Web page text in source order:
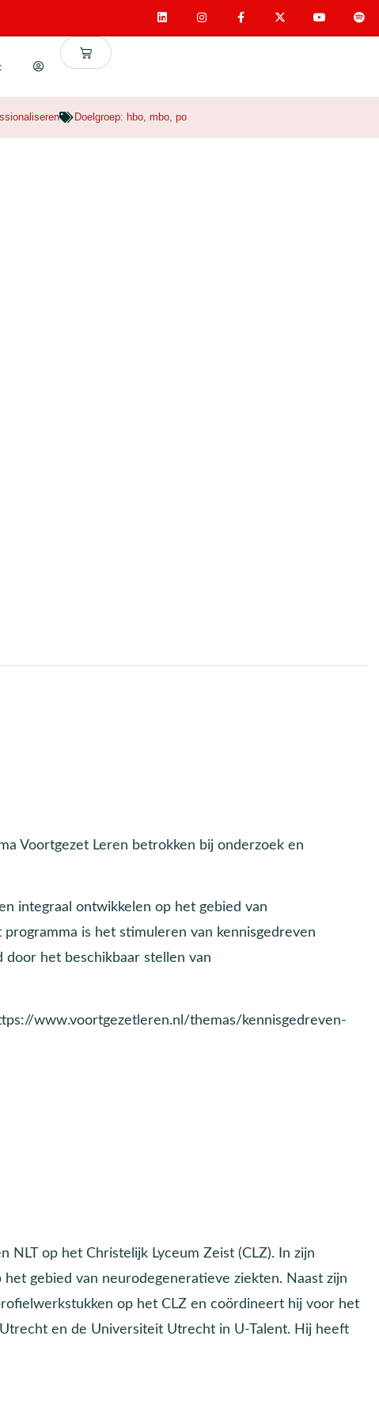
Doelgroep: hbo, mbo, po
Voortgezet Leren betrokken bij onderzoek en
integraal ontwikkelen op het gebied van
is het stimuleren van kennisgedreven
het beschikbaar stellen van
www.voortgezetleren.nl/themas/kennisgedreven-
NLT op het Christelijk Lyceum Zeist (CLZ). In zijn
gebied van neurodegeneratieve ziekten. Naast zijn
op het CLZ en coördineert hij voor het
en de Universiteit Utrecht in U-Talent. Hij heeft